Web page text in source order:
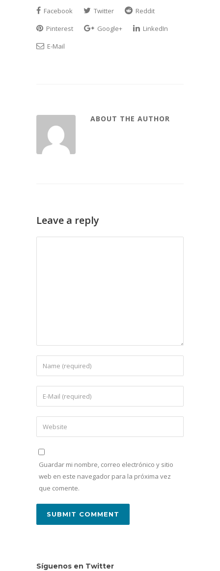
Facebook Twitter
Reddit
Pinterest
Google+
LinkedIn
E-Mail
ABOUT THE AUTHOR
Leave a reply
Guardar mi nombre, correo electrónico y sitio
web en este navegador para la próxima vez
que comente.
Síguenos en Twitter